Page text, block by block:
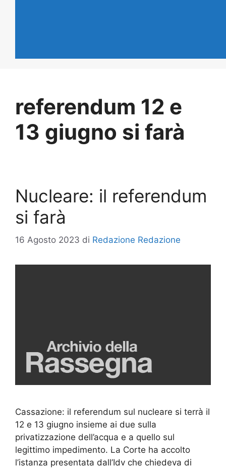
referendum 12 e
13 giugno si farà
Nucleare: il referendum
si farà
16 Agosto 2023 di Redazione Redazione
Cassazione: il referendum sul nucleare si terrà il
12 e 13 giugno insieme ai due sulla
privatizzazione dell’acqua e a quello sul
legittimo impedimento. La Corte ha accolto
l’istanza presentata dall’Idv che chiedeva di